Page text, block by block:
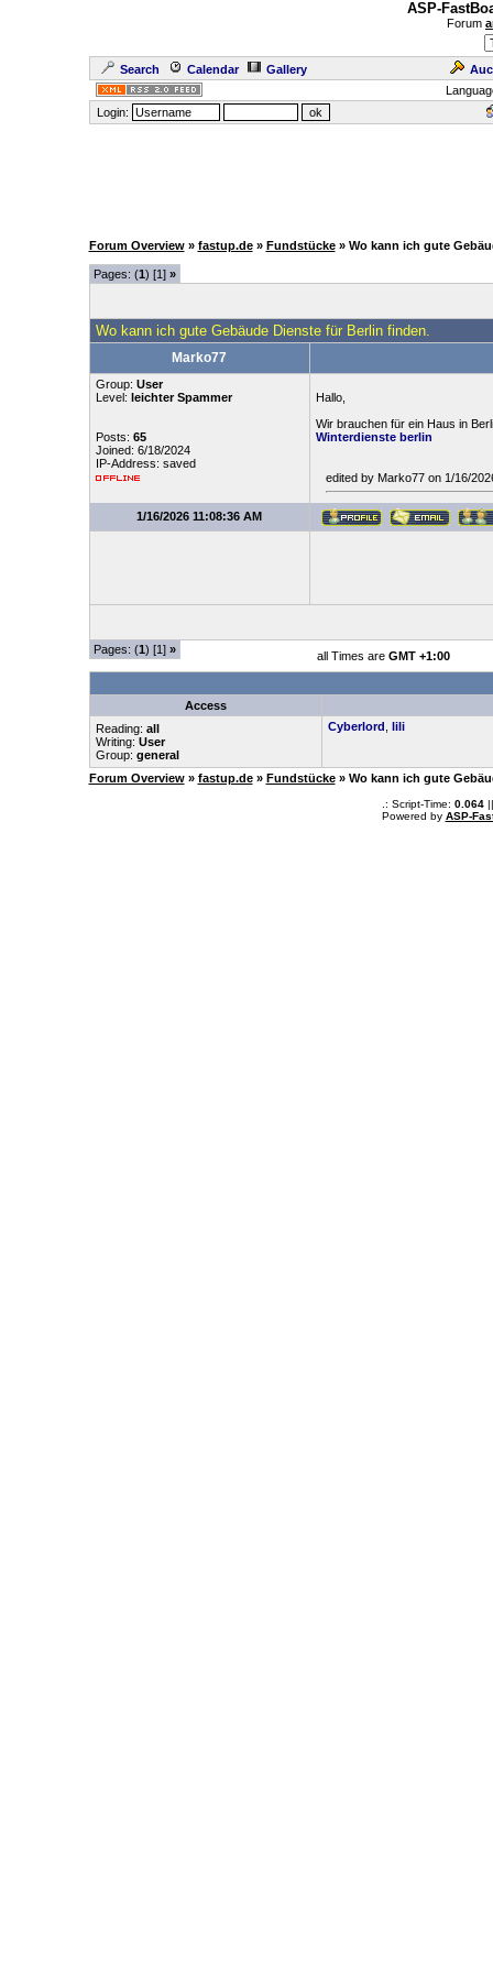
ASP-
Forum
Search Calendar Gallery
Login:
Forum Overview » fastup.de » Fundstücke » Wo kann ich gute
Pages: (1) [1] »
Wo kann ich gute Gebäude Dienste für Berlin finden.
Marko77
Group: User
Level: leichter Spammer
Posts: 65
Joined: 6/18/2024
IP-Address: saved
Hallo,
Wir brauchen für ein Haus in
Winterdienste berlin
edited by Marko77 on 1/16/
1/16/2026 11:08:36 AM
Pages: (1) [1] » all Times are GMT +1:00
Access
Reading: all
Writing: User
Group: general
Cyberlord lili
Forum Overview » fastup.de » Fundstücke » Wo kann ich gute
.: Script-Time: 0.064||
Powered by ASP-